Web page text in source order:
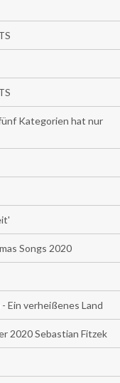
Kategorien hat nur
Songs 2020
Ein verheißenes Land
2020 Sebastian Fitzek